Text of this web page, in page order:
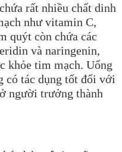
rất nhiều chất dinh
như vitamin C,
quýt còn chứa các
và naringenin,
khỏe tim mạch. Uống
có tác dụng tốt đối với
người trưởng thành